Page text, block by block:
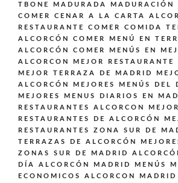
TBONE MADURADA MADURACIÓN
COMER CENAR A LA CARTA
RESTAURANTE
COMER COMIDA
ALCORCÓN
COMER MENÚ EN
ALCORCÓN
COMER MENÚS EN
ALCORCON
MEJOR RESTAURANTE
MEJOR TERRAZA DE MADRID
ALCORCÓN
MEJORES MENÚS DEL
MEJORES MENUS DIARIOS EN
RESTAURANTES ALCORCON
RESTAURANTES DE ALCORCÓN
RESTAURANTES ZONA SUR DE
TERRAZAS DE ALCORCÓN
ZONAS SUR DE MADRID
DÍA ALCORCÓN MADRID
MENÚS
ECONOMICOS ALCORCON MADRID